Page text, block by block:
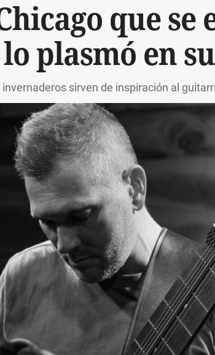
que se
plasmó en
invernaderos sirven de inspiración al